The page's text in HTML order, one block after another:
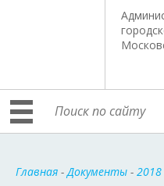
Главная -Документы - 2018